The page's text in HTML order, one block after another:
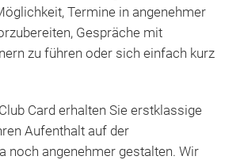
Termine in angenehmer
Gespräche mit
zu führen oder sich einfach kurz
Card erhalten Sie erstklassige
Aufenthalt auf der
noch angenehmer gestalten. Wir